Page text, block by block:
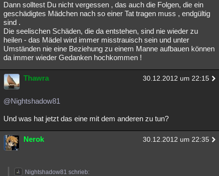
Dann solltest Du nicht vergessen , das auch die Folgen, die ein
geschädigtes Mädchen nach so einer Tat tragen muss , endgültig
sind .
Die seelischen Schäden, die da entstehen, sind nie wieder zu
heilen - das Mädel wird immer misstrauisch sein und unter
Umständen nie eine Beziehung zu einem Manne aufbauen können
da immer wieder Gedanken hochkommen !
Thawra 30.12.2012 um 22:15
@Nightshadow81
Und was hat jetzt das eine mit dem anderen zu tun?
Nerok 30.12.2012 um 22:35
Nightshadow81 schrieb: